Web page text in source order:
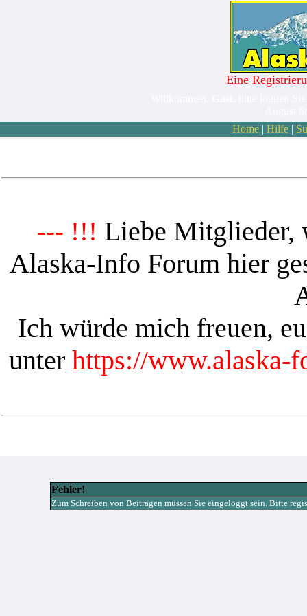
Eine
Home| Hilfe|
--- !!! Liebe Mitglieder,
Alaska-Info Forum hier
Ich würde mich freuen,
unter https://www.alaska-
Fehler!
Zum Schreiben von Beiträgen müssen Sie eingeloggt sein. Bitte